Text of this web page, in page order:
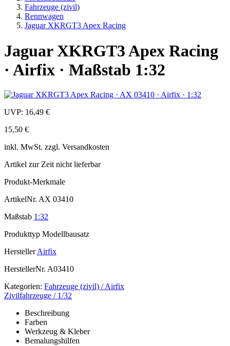
Fahrzeuge (zivil)
Rennwagen
Jaguar XKRGT3 Apex Racing
Jaguar XKRGT3 Apex Racing
· Airfix · Maßstab 1:32
UVP: 16,49 €
15,50 €
inkl. MwSt. zzgl. Versandkosten
Artikel zur Zeit nicht lieferbar
Produkt-Merkmale
ArtikelNr. AX 03410
Maßstab 1:32
Produkttyp Modellbausatz
Hersteller Airfix
HerstellerNr. A03410
Kategorien: Fahrzeuge (zivil) / Airfix
Zivilfahrzeuge / 1/32
Beschreibung
Farben
Werkzeug & Kleber
Bemalungshilfen